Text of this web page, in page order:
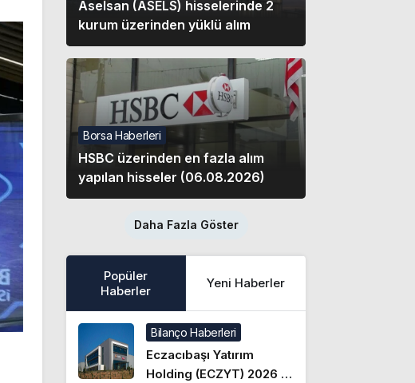
Aselsan (ASELS) hisselerinde 2
kurum üzerinden yüklü alım
Borsa Haberleri
HSBC üzerinden en fazla alım
yapılan hisseler (06.08.2026)
Daha Fazla Göster
Popüler
Haberler
Yeni Haberler
Bilanço Haberleri
Eczacıbaşı Yatırım
Holding (ECZYT) 2026 2.